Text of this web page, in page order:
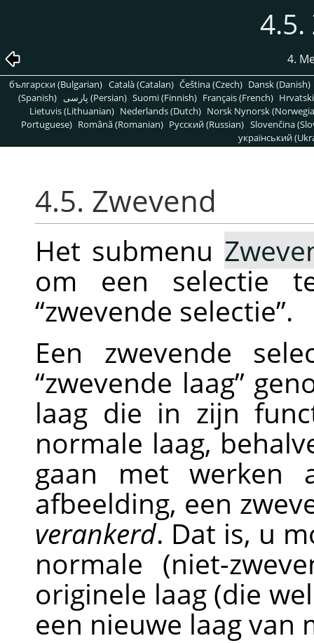
4.
български (Bulgarian) Català (Catalan) Čeština (Czech) Dansk (Danish)
(Spanish)
پارسی (Persian) Suomi (Finnish) Français (French)
Lietuvis (Lithuanian) Nederlands (Dutch) Norsk Nynorsk
Portuguese) Română (Romanian) Pусский (Russian) Slovenčina
український
4.5. Zwevend
Het submenu
om een selectie
“zwevende selectie”.
Een zwevende
“zwevende laag”
laag die in zijn
normale laag,
gaan met werken
afbeelding, een
verankerd. Dat is, u
normale (niet-
originele laag (die
een nieuwe laag van